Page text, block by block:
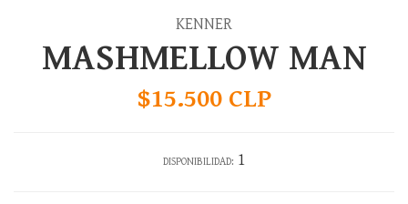
KENNER
MASHMELLOW MAN
$15.500 CLP
DISPONIBILIDAD: 1